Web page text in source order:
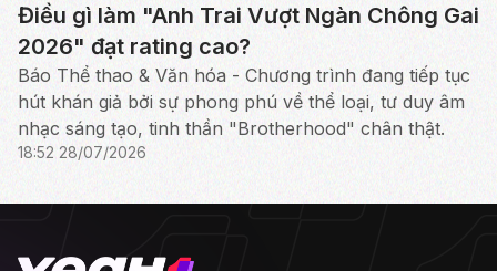
Điều gì làm "Anh Trai Vượt Ngàn Chông Gai
2026" đạt rating cao?
Báo Thể thao & Văn hóa - Chương trình đang tiếp tục
hút khán giả bởi sự phong phú về thể loại, tư duy âm
nhạc sáng tạo, tinh thần "Brotherhood" chân thật.
18:52 28/07/2026